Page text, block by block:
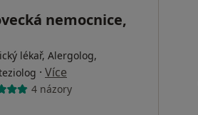
nemocnice,
lékař, Alergolog,
· Více
4 názory